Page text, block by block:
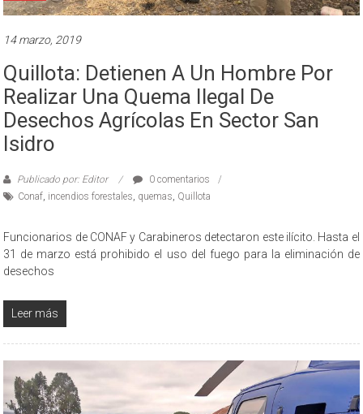
14 marzo, 2019
Quillota: Detienen A Un Hombre Por
Realizar Una Quema Ilegal De
Desechos Agrícolas En Sector San
Isidro
Publicado por: Editor
0 comentarios
Conaf, incendios forestales, quemas, Quillota
Funcionarios de CONAF y Carabineros detectaron este ilícito. Hasta el
31 de marzo está prohibido el uso del fuego para la eliminación de
desechos
Leer más